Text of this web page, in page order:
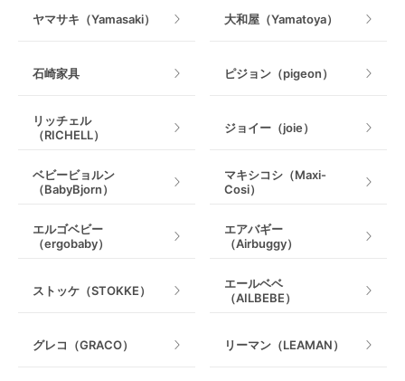
ヤマサキ（Yamasaki） 大和屋（Yamatoya）
石崎家具 ピジョン（pigeon）
リッチェル
（RICHELL）
ジョイー（joie）
ベビービョルン
（BabyBjorn）
マキシコシ（Maxi-
Cosi）
エルゴベビー
（ergobaby）
エアバギー
（Airbuggy）
ストッケ（STOKKE）
エールベベ
（AILBEBE）
グレコ（GRACO） リーマン（LEAMAN）